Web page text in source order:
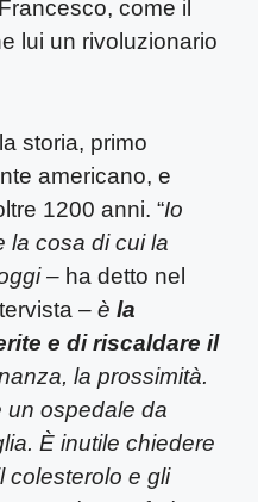
come il
lui un rivoluzionario
storia, primo
americano, e
1200 anni. “Io
la cosa di cui la
– ha detto nel
– è la
e di riscaldare il
la prossimità.
un ospedale da
È inutile chiedere
colesterolo e gli